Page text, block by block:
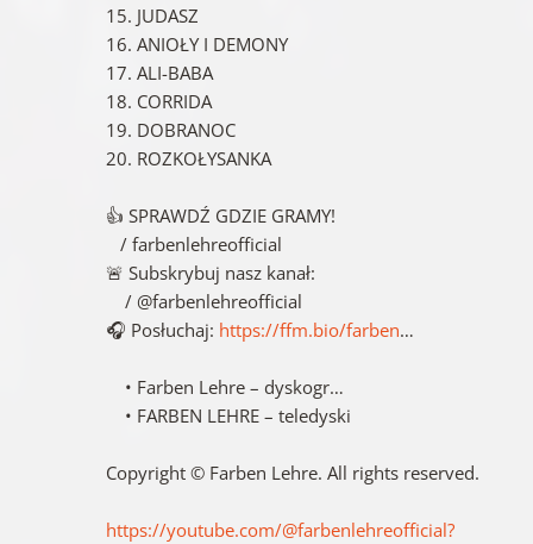
15. JUDASZ
16. ANIOŁY I DEMONY
17. ALI-BABA
18. CORRIDA
19. DOBRANOC
20. ROZKOŁYSANKA
👍 SPRAWDŹ GDZIE GRAMY!
/ farbenlehreofficial ​
🚨 Subskrybuj nasz kanał:
/ @farbenlehreofficial ​
🎧 Posłuchaj: https://ffm.bio/farben…​
• Farben Lehre – dyskogr… ​
• FARBEN LEHRE – teledyski ​
Copyright © Farben Lehre. All rights reserved.
https://youtube.com/@farbenlehreofficial?